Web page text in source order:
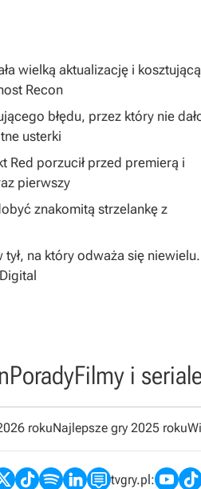
wielką aktualizację i kosztującą
Recon
błędu, przez który nie
usterki
Red porzucił przed premierą i
pierwszy
znakomitą strzelankę z
na który odważa się
PoradyFilmy i seriale
rokuNajlepsze gry 2025 roku
tvgry.pl: